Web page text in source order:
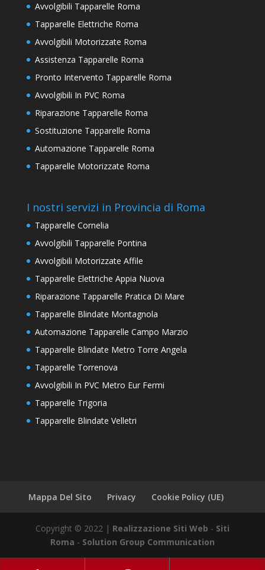
Avvolgibili Tapparelle Roma
Tapparelle Elettriche Roma
Avvolgibili Motorizzate Roma
Assistenza Tapparelle Roma
Pronto Intervento Tapparelle Roma
Avvolgibili In PVC Roma
Riparazione Tapparelle Roma
Sostituzione Tapparelle Roma
Automazione Tapparelle Roma
Tapparelle Motorizzate Roma
I nostri servizi in Provincia di Roma
Tapparelle Cornelia
Avvolgibili Tapparelle Pontina
Avvolgibili Motorizzate Affile
Tapparelle Elettriche Appia Nuova
Riparazione Tapparelle Pratica Di Mare
Tapparelle Blindate Montagnola
Automazione Tapparelle Campo Marzio
Tapparelle Blindate Metro Torre Angela
Tapparelle Torrenova
Avvolgibili In PVC Metro Eur Fermi
Tapparelle Trigoria
Tapparelle Blindate Velletri
Mappa Del Sito Privacy Cookie Policy (UE)
Copyright © 2022 | Realizzazione Siti Web - Siti
Roma - Solution Group Communication